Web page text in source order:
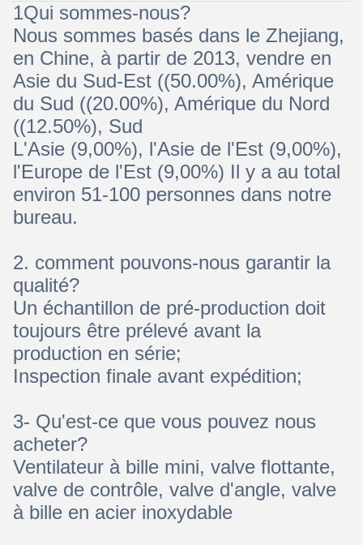
1Qui sommes-nous?
Nous sommes basés dans le Zhejiang,
en Chine, à partir de 2013, vendre en
Asie du Sud-Est ((50.00%), Amérique
du Sud ((20.00%), Amérique du Nord
((12.50%), Sud
L'Asie (9,00%), l'Asie de l'Est (9,00%),
l'Europe de l'Est (9,00%) Il y a au total
environ 51-100 personnes dans notre
bureau.
2. comment pouvons-nous garantir la
qualité?
Un échantillon de pré-production doit
toujours être prélevé avant la
production en série;
Inspection finale avant expédition;
3- Qu'est-ce que vous pouvez nous
acheter?
Ventilateur à bille mini, valve flottante,
valve de contrôle, valve d'angle, valve
à bille en acier inoxydable